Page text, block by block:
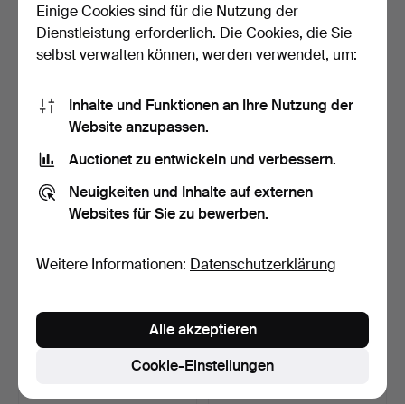
KLAPPSTUHL, schwarz
lackiertes Holz, 20. J…
Beendet 5. Jul 2026
BRUNO MATHSSON.
Tisch, Birke, "Annika", Du…
Beendet 2. Jul 2026
Ausgewähltes
BRUNO MATHSSON.
Tisch, Birke, "Annika", Du…
Beendet 2. Jul 2026
KLAPPSTUHL, Kiefer, 19.
Jahrhundert.
Beendet 2. Jul 2026
4 Gebote
Einige Cookies sind für die Nutzung der
Dienstleistung erforderlich. Die Cookies, die Sie
selbst verwalten können, werden verwendet, um:
Inhalte und Funktionen an Ihre Nutzung der
Website anzupassen.
Auctionet zu entwickeln und verbessern.
Neuigkeiten und Inhalte auf externen
Websites für Sie zu bewerben.
Weitere Informationen: Datenschutzerklärung
Cookie-Einstellungen
Alle akzeptieren